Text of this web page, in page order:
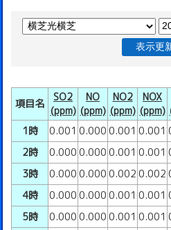
表示更
項目名
SO2
(ppm)
NO
(ppm)
NO2
(ppm)
NOX
(ppm)
1時
0.001 0.000 0.001 0.001
2時
0.000 0.000 0.001 0.001
3時
0.000 0.000 0.002 0.002
4時
0.000 0.000 0.001 0.001
5時
0.000 0.000 0.001 0.001